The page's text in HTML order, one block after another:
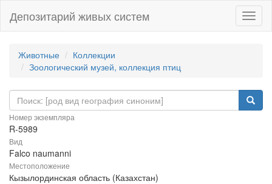
Депозитарий живых систем
Животные
Коллекции
Зоологический музей, коллекция птиц
Номер экземпляра
R-5989
Вид
Falco naumanni
Местоположение
Кызылординская область (Казахстан)